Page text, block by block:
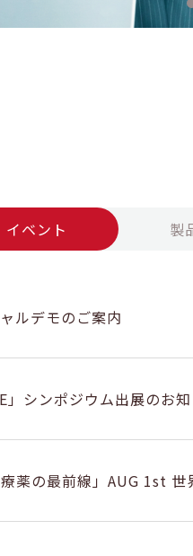
イベント 製
ルデモのご案内
」シンポジウム出展のお
薬の最前線」AUG 1st 世